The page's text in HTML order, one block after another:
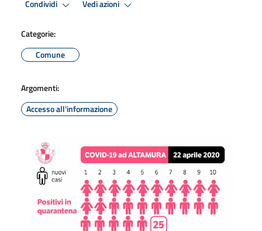
Condividi Vedi azioni
Categorie:
Comune
Argomenti:
Accesso all'informazione